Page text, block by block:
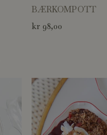
BÆRKOMPOTT
kr 98,00